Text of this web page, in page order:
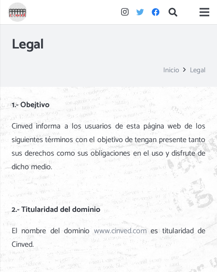
Legal
Inicio Legal
1.- Obejtivo
Cinved informa a los usuarios de esta página web de los
siguientes términos con el objetivo de tengan presente tanto
sus derechos como sus obligaciones en el uso y disfrute de
dicho medio.
2.- Titularidad del dominio
El nombre del dominio www.cinved.comes titularidad de
Cinved.